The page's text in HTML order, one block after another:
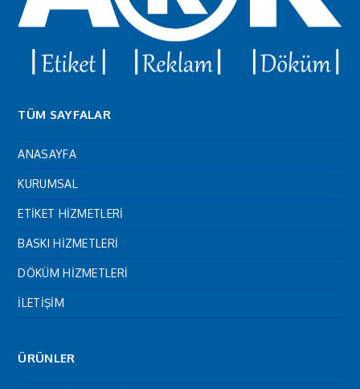
TÜM SAYFALAR
ANASAYFA
KURUMSAL
ETİKET HİZMETLERİ
BASKI HİZMETLERİ
DÖKÜM HİZMETLERİ
İLETİŞİM
ÜRÜNLER